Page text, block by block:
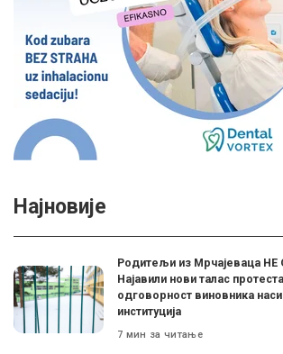
Најновије
Родитељи из Мрчајеваца
Најавили нови талас
одговорност виновника
институција
7 мин за читање